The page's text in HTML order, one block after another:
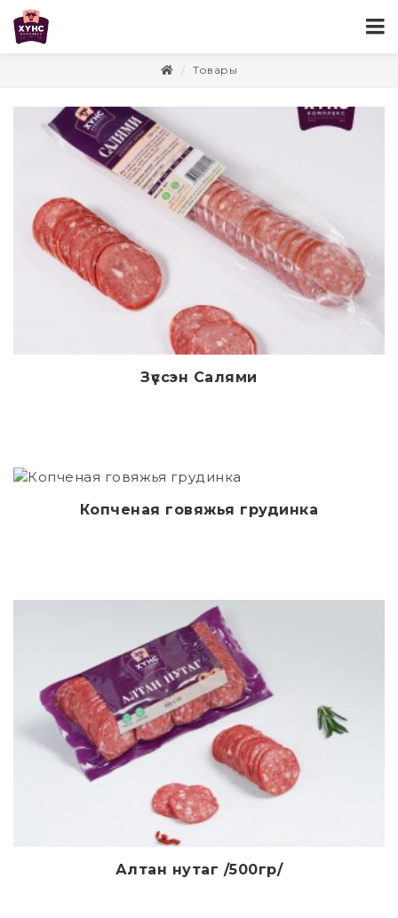
Товары
ДэлгэрэнгүйЗүссэн Салями
Дэлгэрэнгүй
Копченая говяжья грудинка
ДэлгэрэнгүйАлтан нутаг /500гр/